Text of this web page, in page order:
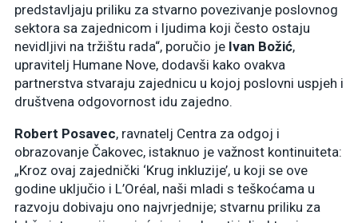
predstavljaju priliku za stvarno povezivanje poslovnog
sektora sa zajednicom i ljudima koji često ostaju
nevidljivi na tržištu rada“, poručio je Ivan Božić,
upravitelj Humane Nove, dodavši kako ovakva
partnerstva stvaraju zajednicu u kojoj poslovni uspjeh i
društvena odgovornost idu zajedno.
Robert Posavec, ravnatelj Centra za odgoj i
obrazovanje Čakovec, istaknuo je važnost kontinuiteta:
„Kroz ovaj zajednički ‘Krug inkluzije’, u koji se ove
godine uključio i L’Oréal, naši mladi s teškoćama u
razvoju dobivaju ono najvrjednije; stvarnu priliku za